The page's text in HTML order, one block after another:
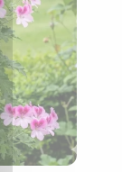
ou
par